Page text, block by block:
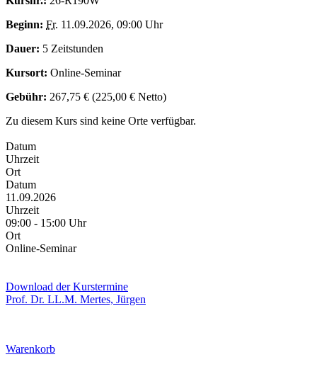
Beginn: Fr. 11.09.2026, 09:00 Uhr
Dauer: 5 Zeitstunden
Kursort: Online-Seminar
Gebühr: 267,75 € (225,00 € Netto)
Zu diesem Kurs sind keine Orte verfügbar.
Datum
Uhrzeit
Ort
Datum
11.09.2026
Uhrzeit
09:00 - 15:00 Uhr
Ort
Online-Seminar
Download der Kurstermine
Prof. Dr. LL.M. Mertes, Jürgen
Warenkorb